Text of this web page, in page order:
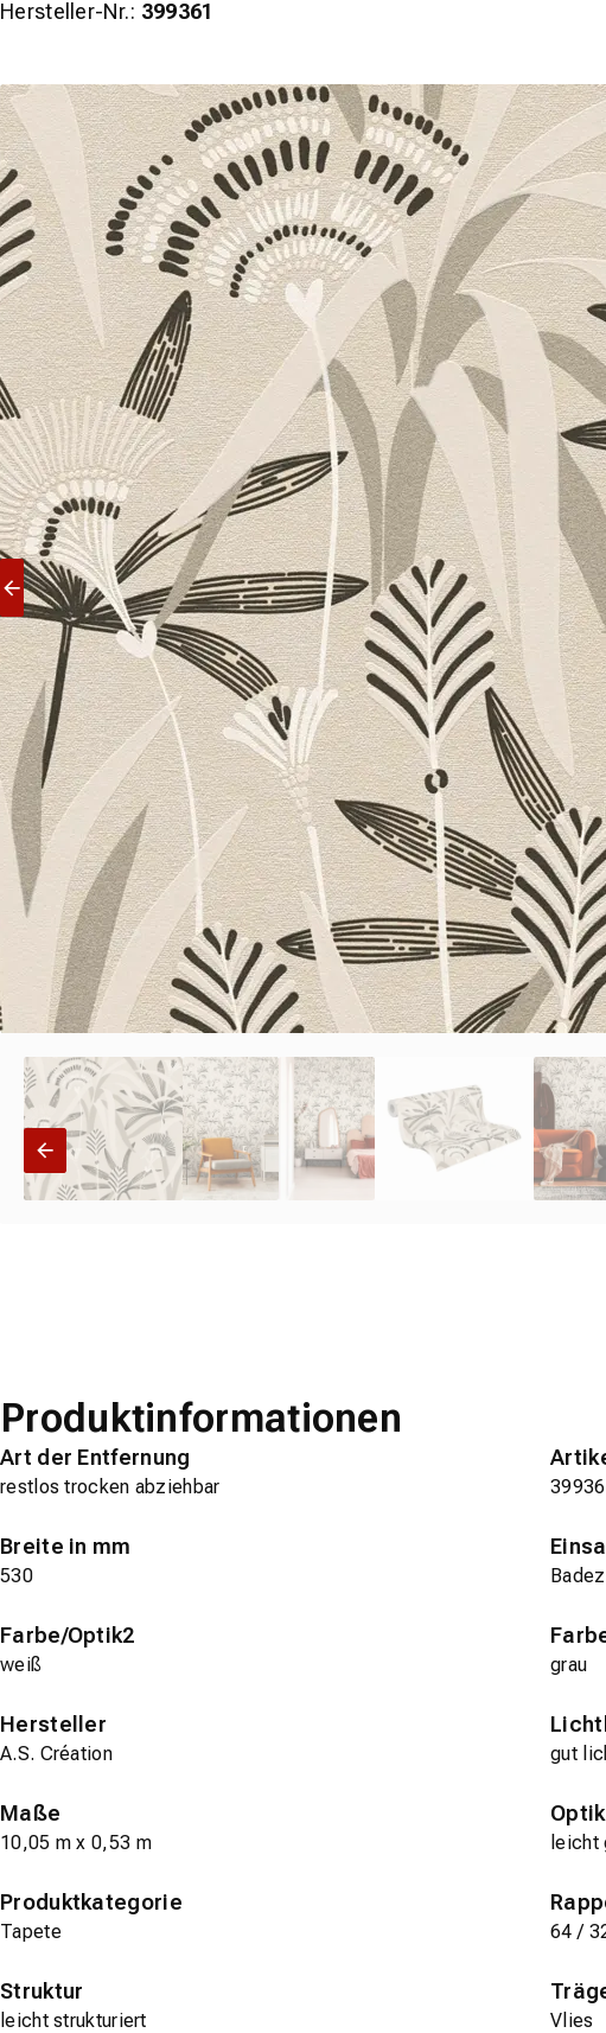
Hersteller-Nr.: 399361
Produktinformationen
Art der Entfernung
restlos trocken abziehbar
Breite in mm
530
Farbe/Optik2
weiß grau
Hersteller
A.S. Création gut
Maße
10,05 m x 0,53 m leicht
Produktkategorie
Tapete 64 /
Struktur
leicht strukturiert Vlies